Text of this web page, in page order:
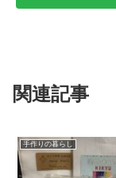
関連記事
手作りの暮らし